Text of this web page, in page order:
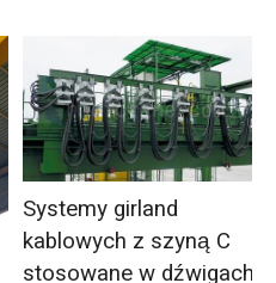
Systemy girland
kablowych z szyną C
stosowane w dźwigach